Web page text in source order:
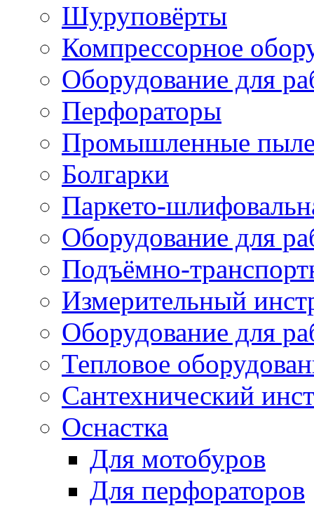
Шуруповёрты
Компрессорное
Оборудование для
Перфораторы
Промышленные
Болгарки
Паркето-
Оборудование для
Подъёмно-
Измерительный
Оборудование для
Тепловое
Сантехнический
Оснастка
Для мотобуров
Для перфораторов